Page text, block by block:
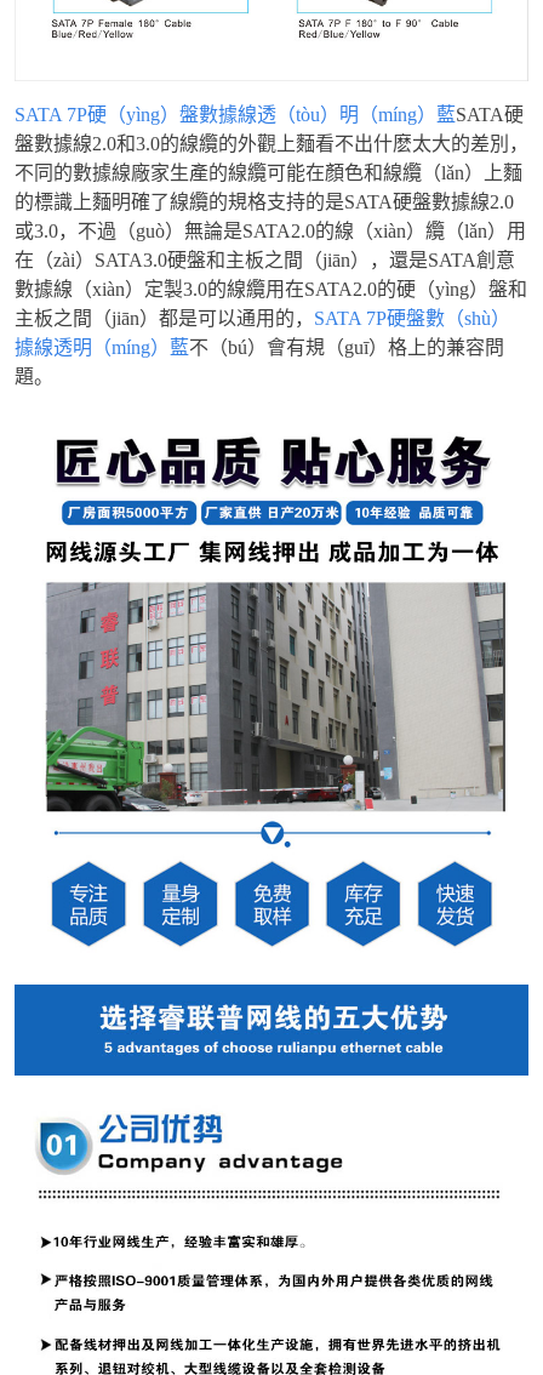
SATA 7P硬（yìng）盤數據線透（tòu）明（míng）藍SATA硬
盤數據線2.0和3.0的線纜的外觀上麵看不出什麽太大的差別，
不同的數據線廠家生產的線纜可能在顏色和線纜（lǎn）上麵
的標識上麵明確了線纜的規格支持的是SATA硬盤數據線2.0
或3.0，不過（guò）無論是SATA2.0的線（xiàn）纜（lǎn）用
在（zài）SATA3.0硬盤和主板之間（jiān），還是SATA創意
數據線（xiàn）定製3.0的線纜用在SATA2.0的硬（yìng）盤和
主板之間（jiān）都是可以通用的， SATA 7P硬盤數（shù）
據線透明（míng）藍不（bú）會有規（guī）格上的兼容問
題。